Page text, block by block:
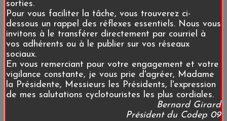
sorties.
Pour vous faciliter la tâche, vous trouverez ci-
dessous un rappel des réflexes essentiels. Nous vous
invitons à le transférer directement par courriel à
vos adhérents ou à le publier sur vos réseaux
sociaux.
En vous remerciant pour votre engagement et votre
vigilance constante, je vous prie d'agréer, Madame
la Présidente, Messieurs les Présidents, l'expression
de mes salutations cyclotouristes les plus cordiales.
Bernard Girard
Président du Codep 09